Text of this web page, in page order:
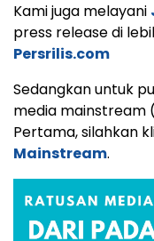
Kami juga melayani
press release di
Persrilis.com
Sedangkan untuk
media mainstream
Pertama, silahkan
Mainstream.